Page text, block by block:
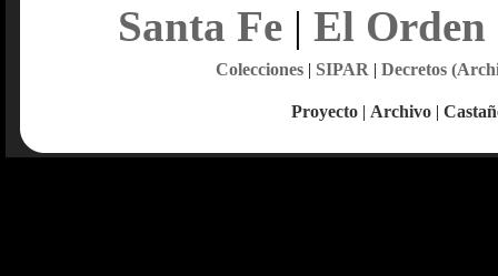
Santa Fe| El Orden
Colecciones| SIPAR | Decretos
Proyecto | Archivo |